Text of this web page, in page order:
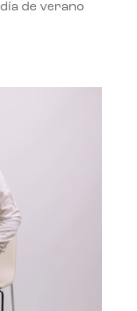
de verano